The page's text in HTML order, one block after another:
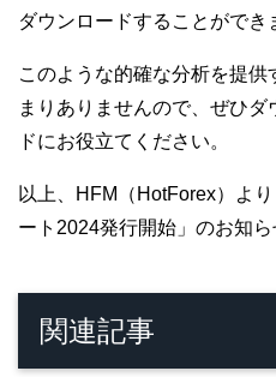
ダウンロードすることができ
このような的確な分析を提
まりありませんので、ぜひ
ドにお役立てください。
以上、HFM（HotForex）よ
ート2024発行開始」のお知ら
関連記事